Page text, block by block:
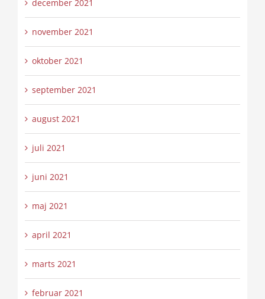
december 2021
november 2021
oktober 2021
september 2021
august 2021
juli 2021
juni 2021
maj 2021
april 2021
marts 2021
februar 2021